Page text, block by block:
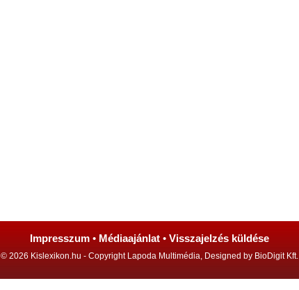
Impresszum • Médiaajánlat • Visszajelzés küldése
© 2026 Kislexikon.hu - Copyright Lapoda Multimédia, Designed by BioDigit Kft.